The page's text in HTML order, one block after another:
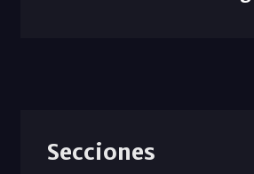
Secciones